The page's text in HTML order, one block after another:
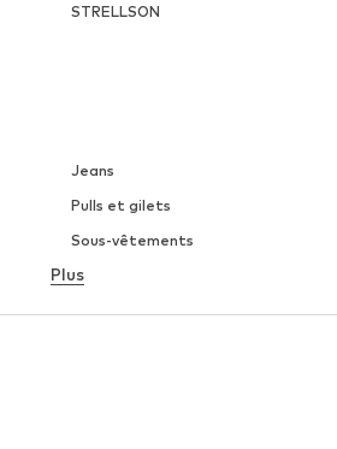
STRELLSON
Jeans
Pulls et gilets
Sous-vêtements
Chemises
Plus